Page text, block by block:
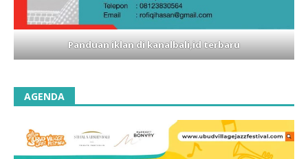
Panduan iklan di kanalbali,id terbaru
AGENDA